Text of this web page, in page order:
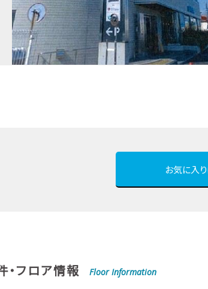
お気に入
・フロア情報 Floor Information